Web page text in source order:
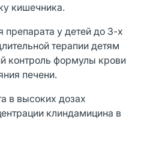
кишечника.
препарата у детей до 3-х
терапии детям
контроль формулы крови
печени.
в высоких дозах
клиндамицина в